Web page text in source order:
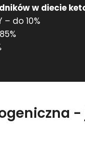
w diecie
– do 10%